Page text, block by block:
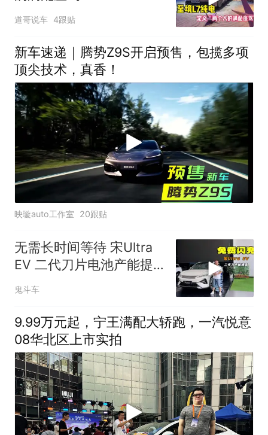
道哥说车 4跟贴
新车速递｜腾势Z9S开启预售，包揽多项
顶尖技术，真香！
映璇auto工作室 20跟贴
无需长时间等待 宋Ultra
EV 二代刀片电池产能提
升
鬼斗车
9.99万元起，宁王满配大轿跑，一汽悦意
08华北区上市实拍